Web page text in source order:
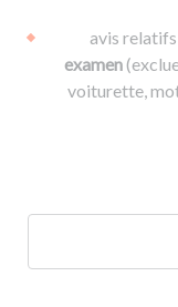
avis
examen
voiturette,